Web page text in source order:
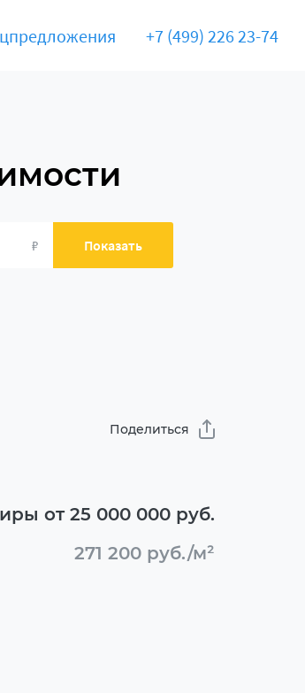
+7 (499) 226 23-74
₽ Показать
Поделиться
от 25 000 000 руб.
271 200 руб./м²